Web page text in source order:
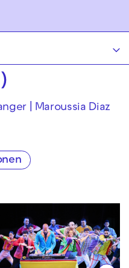
| Maroussia Diaz